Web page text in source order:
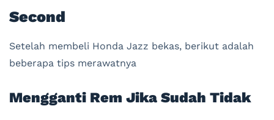
Second
Setelah membeli Honda Jazz bekas, berikut adalah
beberapa tips merawatnya
Mengganti Rem Jika Sudah Tidak